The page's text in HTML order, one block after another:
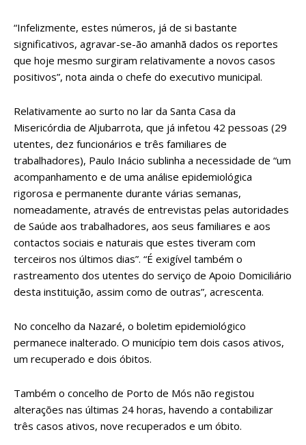
“Infelizmente, estes números, já de si bastante
significativos, agravar-se-ão amanhã dados os reportes
que hoje mesmo surgiram relativamente a novos casos
positivos”, nota ainda o chefe do executivo municipal.
Relativamente ao surto no lar da Santa Casa da
Misericórdia de Aljubarrota, que já infetou 42 pessoas (29
utentes, dez funcionários e três familiares de
trabalhadores), Paulo Inácio sublinha a necessidade de “um
acompanhamento e de uma análise epidemiológica
rigorosa e permanente durante várias semanas,
nomeadamente, através de entrevistas pelas autoridades
de Saúde aos trabalhadores, aos seus familiares e aos
contactos sociais e naturais que estes tiveram com
terceiros nos últimos dias”. “É exigível também o
rastreamento dos utentes do serviço de Apoio Domiciliário
desta instituição, assim como de outras”, acrescenta.
No concelho da Nazaré, o boletim epidemiológico
permanece inalterado. O município tem dois casos ativos,
um recuperado e dois óbitos.
Também o concelho de Porto de Mós não registou
alterações nas últimas 24 horas, havendo a contabilizar
três casos ativos, nove recuperados e um óbito.